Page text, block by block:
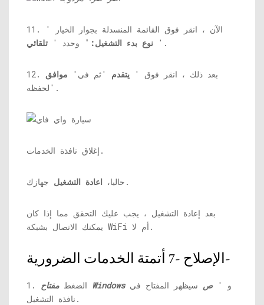
11. الآن ، انقر فوق القائمة المنسدلة بجوار الخيار '
نوع بدء التشغيل:'
وحدد ' تلقائي '.
12. بعد ذلك ، انقر فوق ' يتقدم 'ثم في' موافق
'لحفظه.
إغلاق نافذة الخدمات.
حاليا، اعادة التشغيل جهازك.
بعد إعادة التشغيل ، يجب عليك التحقق مما إذا كان
يمكنك الاتصال بشبكة WiFi أم لا.
الإصلاح -7 أتمتة الخدمات الضرورية-
1. الضغط مفتاح Windows و 'ص سيظهر المفتاح في
نافذة التشغيل.